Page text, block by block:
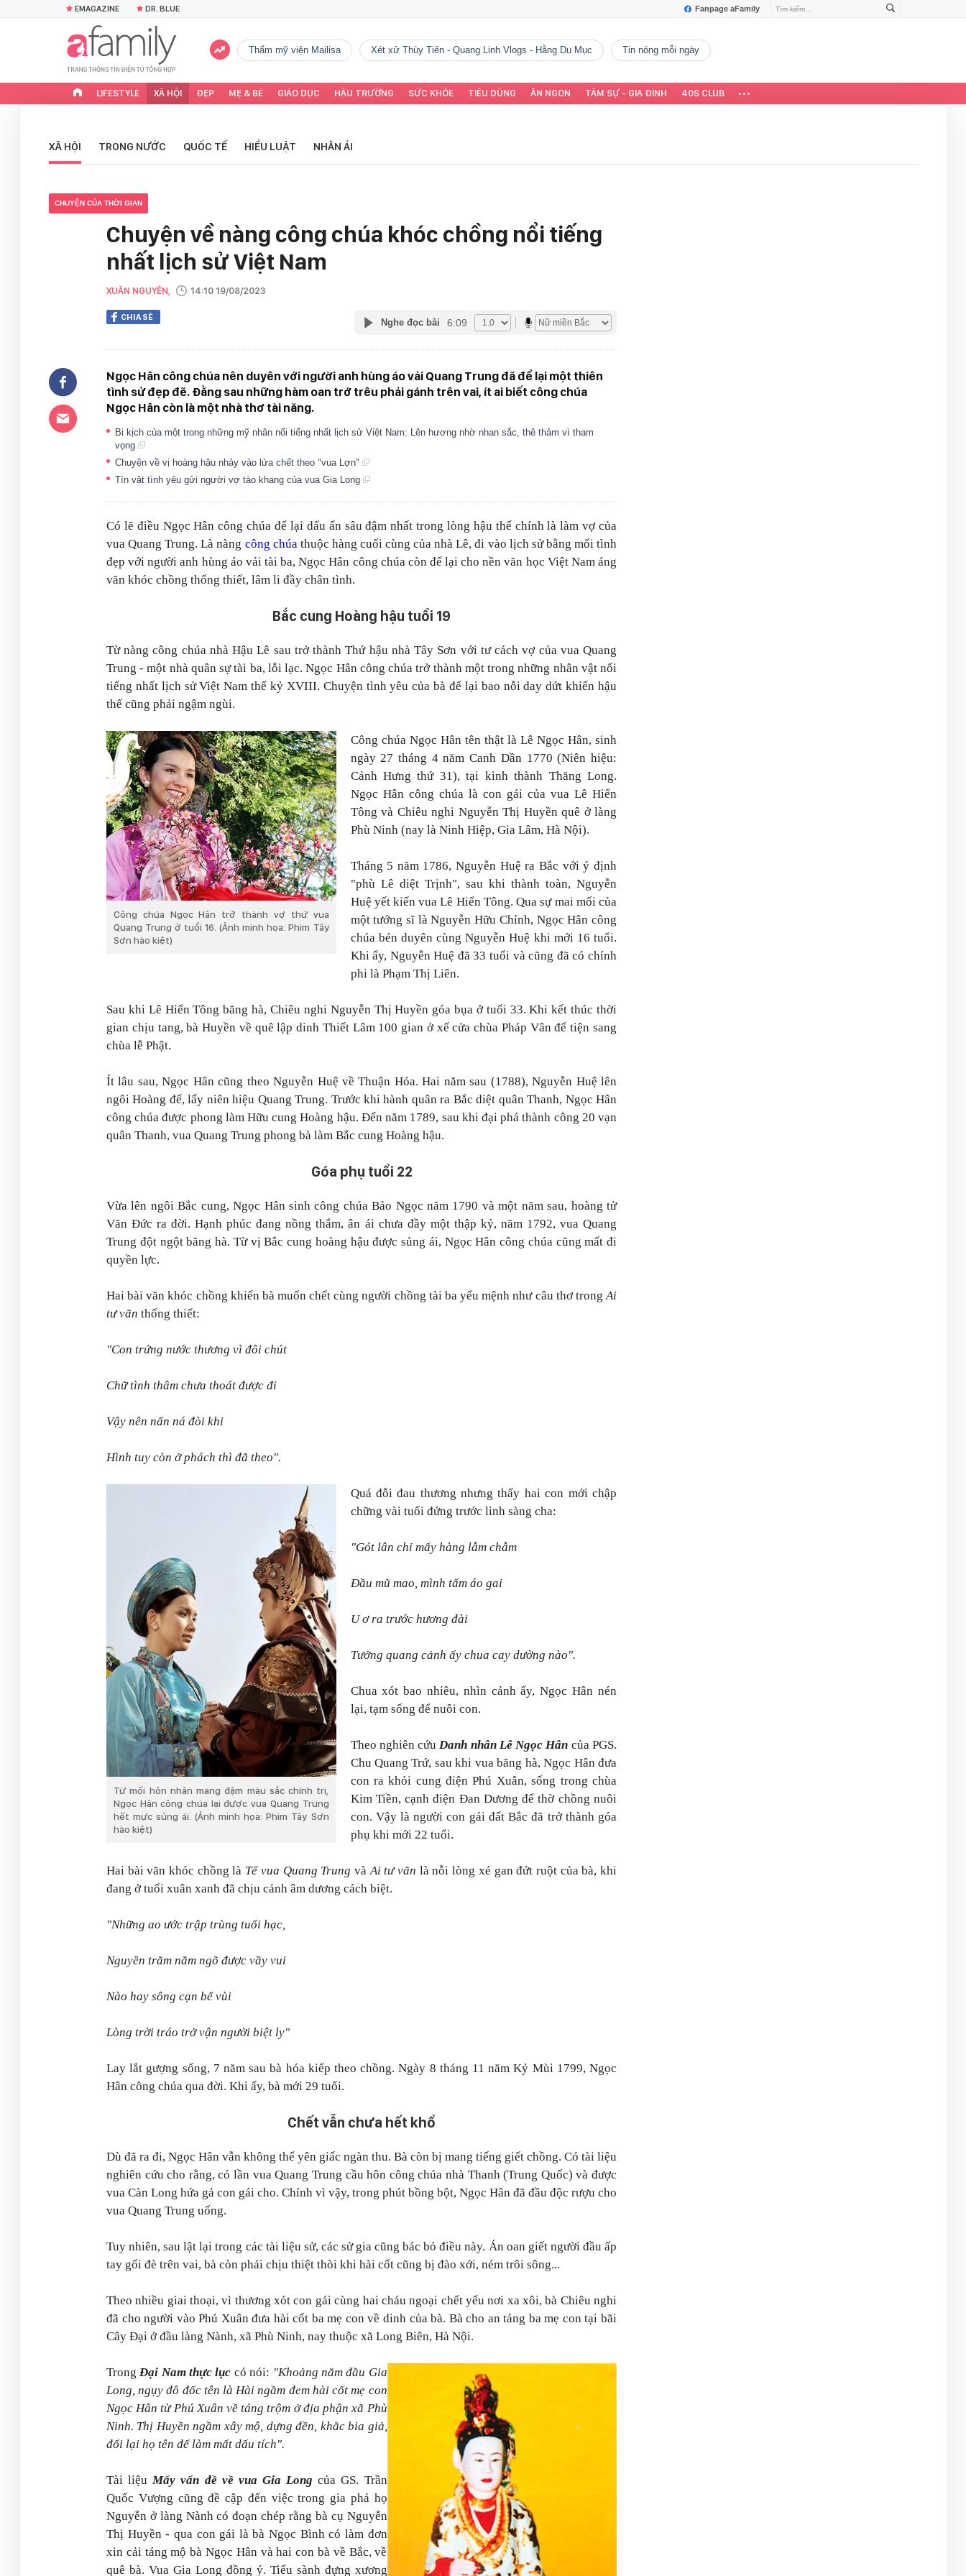
Fanpage aFamily
EMAGAZINE DR. BLUE
Thẩm mỹ viện Mailisa Xét xử Thùy Tiên - Quang Linh Vlogs - Hằng Du Mục tin nóng mỗi ngày
LIFESTYLE XÃ HỘI ĐẸP MẸ & BÉ GIÁO DỤC HẬU TRƯỜNG SỨC KHỎE TIÊU DÙNG ĂN NGON TÂM SỰ - GIA ĐÌNH 40S CLUB
XÃ HỘI TRONG NƯỚC QUỐC TẾ HIỂU LUẬT NHÂN ÁI
CHUYỆN CỦA THỜI GIAN
Chuyện về nàng công chúa khóc chồng nổi tiếng
nhất lịch sử Việt Nam
XUÂN NGUYÊN, 14:10 19/08/2023
CHIA SẺ Nghe đọc bài 6:09
Ngọc Hân công chúa nên duyên với người anh hùng áo vải Quang Trung đã để lại một thiên
tình sử đẹp đẽ. Đằng sau những hàm oan trớ trêu phải gánh trên vai, ít ai biết công chúa
Ngọc Hân còn là một nhà thơ tài năng.
Bi kịch của một trong những mỹ nhân nổi tiếng nhất lịch sử Việt Nam: Lên hương nhờ nhan sắc, thê thảm vì tham
vọng
Chuyện về vị hoàng hậu nhảy vào lửa chết theo "vua Lợn"
Tín vật tình yêu gửi người vợ tào khang của vua Gia Long
Có lẽ điều Ngọc Hân công chúa để lại dấu ấn sâu đậm nhất trong lòng hậu thế chính là làm vợ của
vua Quang Trung. Là nàng công chúathuộc hàng cuối cùng của nhà Lê, đi vào lịch sử bằng mối tình
đẹp với người anh hùng áo vải tài ba, Ngọc Hân công chúa còn để lại cho nền văn học Việt Nam áng
văn khóc chồng thống thiết, lâm li đầy chân tình.
Bắc cung Hoàng hậu tuổi 19
Từ nàng công chúa nhà Hậu Lê sau trở thành Thứ hậu nhà Tây Sơn với tư cách vợ của vua Quang
Trung - một nhà quân sự tài ba, lỗi lạc. Ngọc Hân công chúa trở thành một trong những nhân vật nổi
tiếng nhất lịch sử Việt Nam thế kỷ XVIII. Chuyện tình yêu của bà để lại bao nỗi day dứt khiến hậu
thế cũng phải ngậm ngùi.
Công chúa Ngọc Hân trở thành vợ thứ vua
Quang Trung ở tuổi 16. (Ảnh minh họa: Phim Tây
Sơn hào kiệt)
Công chúa Ngọc Hân tên thật là Lê Ngọc Hân, sinh
ngày 27 tháng 4 năm Canh Dần 1770 (Niên hiệu:
Cảnh Hưng thứ 31), tại kinh thành Thăng Long.
Ngọc Hân công chúa là con gái của vua Lê Hiển
Tông và Chiêu nghi Nguyễn Thị Huyền quê ở làng
Phù Ninh (nay là Ninh Hiệp, Gia Lâm, Hà Nội).
Tháng 5 năm 1786, Nguyễn Huệ ra Bắc với ý định
"phù Lê diệt Trịnh", sau khi thành toàn, Nguyễn
Huệ yết kiến vua Lê Hiển Tông. Qua sự mai mối của
một tướng sĩ là Nguyễn Hữu Chỉnh, Ngọc Hân công
chúa bén duyên cùng Nguyễn Huệ khi mới 16 tuổi.
Khi ấy, Nguyễn Huệ đã 33 tuổi và cũng đã có chính
phi là Phạm Thị Liên.
Sau khi Lê Hiển Tông băng hà, Chiêu nghi Nguyễn Thị Huyền góa bụa ở tuổi 33. Khi kết thúc thời
gian chịu tang, bà Huyền về quê lập dinh Thiết Lâm 100 gian ở xế cửa chùa Pháp Vân để tiện sang
chùa lễ Phật.
Ít lâu sau, Ngọc Hân cũng theo Nguyễn Huệ về Thuận Hóa. Hai năm sau (1788), Nguyễn Huệ lên
ngôi Hoàng đế, lấy niên hiệu Quang Trung. Trước khi hành quân ra Bắc diệt quân Thanh, Ngọc Hân
công chúa được phong làm Hữu cung Hoàng hậu. Đến năm 1789, sau khi đại phá thành công 20 vạn
quân Thanh, vua Quang Trung phong bà làm Bắc cung Hoàng hậu.
Góa phụ tuổi 22
Vừa lên ngôi Bắc cung, Ngọc Hân sinh công chúa Bảo Ngọc năm 1790 và một năm sau, hoàng tử
Văn Đức ra đời. Hạnh phúc đang nồng thắm, ân ái chưa đầy một thập kỷ, năm 1792, vua Quang
Trung đột ngột băng hà. Từ vị Bắc cung hoàng hậu được sủng ái, Ngọc Hân công chúa cũng mất đi
quyền lực.
Hai bài văn khóc chồng khiến bà muốn chết cùng người chồng tài ba yểu mệnh như câu thơ trongAi
tư vãn thống thiết:
"Con trứng nước thương vì đôi chút
Chữ tình thâm chưa thoát được đi
Vậy nên nấn ná đòi khi
Hình tuy còn ở phách thì đã theo".
Từ mối hôn nhân mang đậm màu sắc chính trị,
Ngọc Hân công chúa lại được vua Quang Trung
hết mực sủng ái. (Ảnh minh họa: Phim Tây Sơn
hào kiệt)
Quá đỗi đau thương nhưng thấy hai con mới chập
chững vài tuổi đứng trước linh sàng cha:
"Gót lân chỉ mấy hàng lẫm chẫm
Đầu mũ mao, mình tấm áo gai
U ơ ra trước hương đài
Tưởng quang cảnh ấy chua cay dường nào".
Chua xót bao nhiêu, nhìn cảnh ấy, Ngọc Hân nén
lại, tạm sống để nuôi con.
Theo nghiên cứuDanh nhân Lê Ngọc Hân của PGS.
Chu Quang Trứ, sau khi vua băng hà, Ngọc Hân đưa
con ra khỏi cung điện Phú Xuân, sống trong chùa
Kim Tiền, cạnh điện Đan Dương để thờ chồng nuôi
con. Vậy là người con gái đất Bắc đã trở thành góa
phụ khi mới 22 tuổi.
Hai bài văn khóc chồng là Tế vua Quang Trung và Ai tư vãn là nỗi lòng xé gan đứt ruột của bà, khi
đang ở tuổi xuân xanh đã chịu cảnh âm dương cách biệt.
"Những ao ước trập trùng tuổi hạc,
Nguyền trăm năm ngõ được vầy vui
Nào hay sông cạn bể vùi
Lòng trời tráo trở vận người biệt ly"
Lay lắt gượng sống, 7 năm sau bà hóa kiếp theo chồng. Ngày 8 tháng 11 năm Kỷ Mùi 1799, Ngọc
Hân công chúa qua đời. Khi ấy, bà mới 29 tuổi.
Chết vẫn chưa hết khổ
Dù đã ra đi, Ngọc Hân vẫn không thể yên giấc ngàn thu. Bà còn bị mang tiếng giết chồng. Có tài liệu
nghiên cứu cho rằng, có lần vua Quang Trung cầu hôn công chúa nhà Thanh (Trung Quốc) và được
vua Càn Long hứa gả con gái cho. Chính vì vậy, trong phút bồng bột, Ngọc Hân đã đầu độc rượu cho
vua Quang Trung uống.
Tuy nhiên, sau lật lại trong các tài liệu sử, các sử gia cũng bác bỏ điều này. Án oan giết người đầu ấp
tay gối đè trên vai, bà còn phải chịu thiệt thòi khi hài cốt cũng bị đào xới, ném trôi sông...
Theo nhiều giai thoại, vì thương xót con gái cùng hai cháu ngoại chết yểu nơi xa xôi, bà Chiêu nghi
đã cho người vào Phú Xuân đưa hài cốt ba mẹ con về dinh của bà. Bà cho an táng ba mẹ con tại bãi
Cây Đại ở đầu làng Nành, xã Phù Ninh, nay thuộc xã Long Biên, Hà Nội.
Trong Đại Nam thực lục có nói: "Khoảng năm đầu Gia
Long, ngụy đô đốc tên là Hài ngầm đem hài cốt mẹ con
Ngọc Hân từ Phú Xuân về táng trộm ở địa phận xã Phù
Ninh. Thị Huyền ngầm xây mộ, dựng đền, khắc bia giả,
đổi lại họ tên để làm mất dấu tích".
Tài liệu Mấy vấn đề về vua Gia Long của GS. Trần
Quốc Vượng cũng đề cập đến việc trong gia phả họ
Nguyễn ở làng Nành có đoạn chép rằng bà cụ Nguyễn
Thị Huyền - qua con gái là bà Ngọc Bình có làm đơn
xin cải táng mộ bà Ngọc Hân và hai con bà về Bắc, về
quê bà. Vua Gia Long đồng ý. Tiểu sành đựng xương